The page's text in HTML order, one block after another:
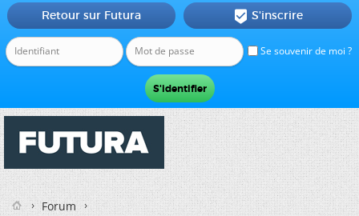
Se souvenir de moi ?
Retour sur Futura  S'inscrire
Forum